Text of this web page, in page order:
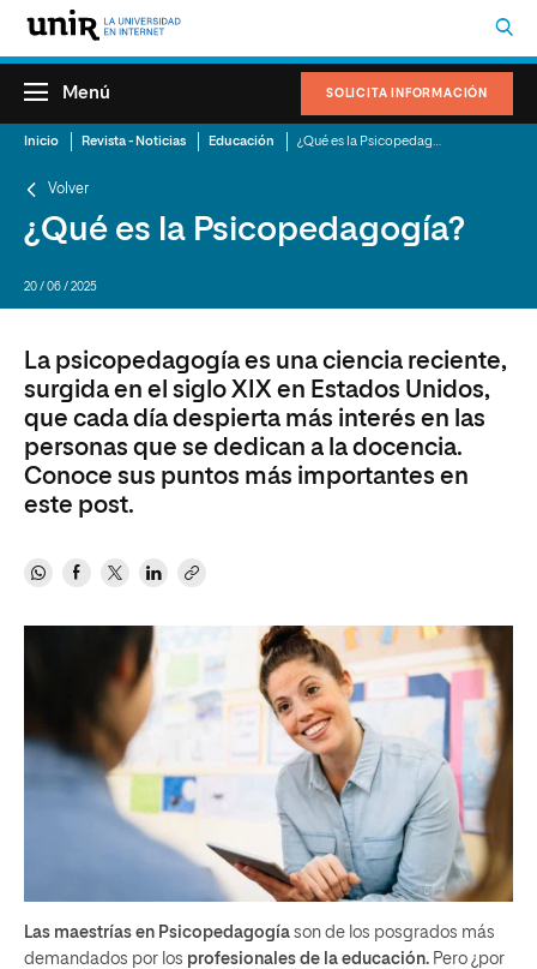
SOLICITA INFORMACIÓN
Menú
Inicio Revista - Noticias Educación
Volver
¿Qué es la Psicopedagogía?
20 / 06 / 2025
La psicopedagogía es una ciencia reciente,
surgida en el siglo XIX en Estados Unidos,
que cada día despierta más interés en las
personas que se dedican a la docencia.
Conoce sus puntos más importantes en
este post.
Las maestrías en Psicopedagogía son de los posgrados más
demandados por los profesionales de la educación. Pero ¿por